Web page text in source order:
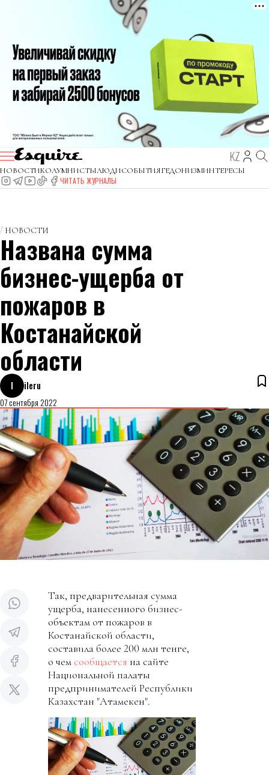
KZ
НОВОСТИКОЛУМНИСТЫЛЮДИСОБЫТИЯГЕДОНИЗМИНТЕРЕСЫ
ЧИТАТЬ ЖУРНАЛЫ
НОВОСТИ
Названа сумма
бизнес-ущерба от
пожаров в
Костанайской
области
I
ileru
07 сентября 2022
Так, предварительная сумма
ущерба, нанесенного бизнес-
объектам от пожаров в
Костанайской области,
составила более 200 млн тенге,
о чем сообщается на сайте
Национальной палаты
предпринимателей Республики
Казахстан "Атамекен".